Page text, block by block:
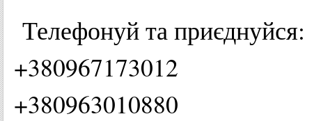
Телефонуй та приєднуйся:
+380967173012
+380963010880